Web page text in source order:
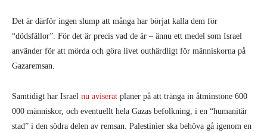
Det är därför ingen slump att många har börjat kalla dem för
“dödsfällor”. För det är precis vad de är – ännu ett medel som Israel
använder för att mörda och göra livet outhärdligt för människorna på
Gazaremsan.
Samtidigt har Israel nu aviserat planer på att tränga in åtminstone 600
000 människor, och eventuellt hela Gazas befolkning, i en “humanitär
stad” i den södra delen av remsan. Palestinier ska behöva gå igenom en